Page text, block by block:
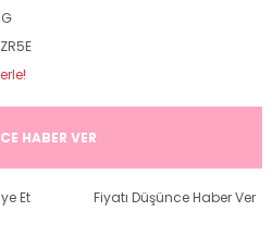
HABER VER
Et Fiyatı Düşünce Haber Ver